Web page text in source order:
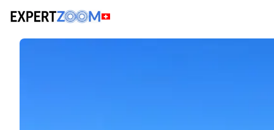
Nantes relégué, terrain envahi : qui paie le prix